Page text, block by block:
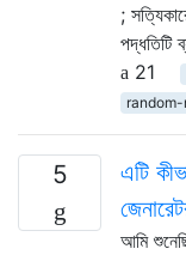
;
পদ্ধতিটি
21
5
এটি
আমি